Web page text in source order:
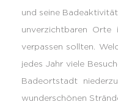
und seine
unverzichtbaren
verpassen sollten.
jedes Jahr viele
Badeortstadt
wunderschönen